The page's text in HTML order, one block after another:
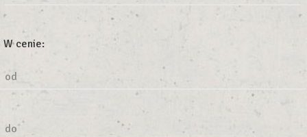
W cenie:
od
do